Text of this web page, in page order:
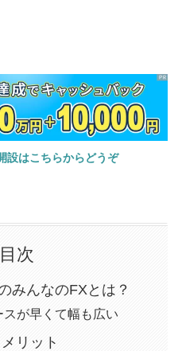
設はこちらからどうぞ
目次
みんなのFXとは？
が早くて幅も広い
リット